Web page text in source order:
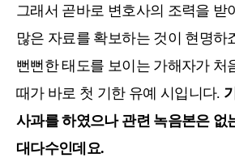
그래서 곧바로 변호사의 조력을 받
많은 자료를 확보하는 것이 현명하
뻔뻔한 태도를 보이는 가해자가 처
때가 바로 첫 기한 유예 시입니다.
사과를 하였으나 관련 녹음본은 없
대다수인데요.